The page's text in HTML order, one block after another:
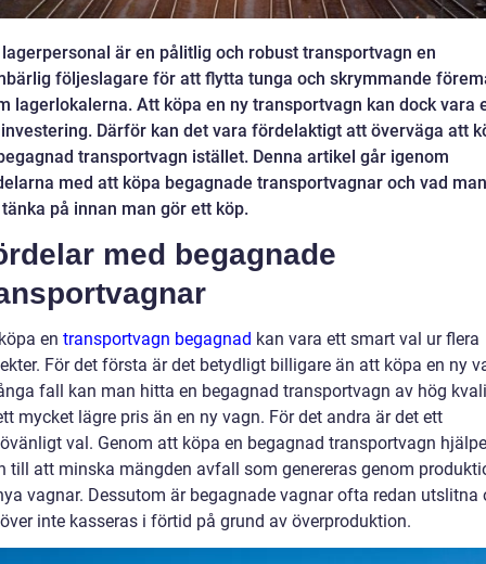
är en pålitlig och robust transportvagn en
följeslagare för att flytta tunga och skrymmande
lagerlokalerna. Att köpa en ny transportvagn kan dock vara
Därför kan det vara fördelaktigt att överväga att
transportvagn istället. Denna artikel går igenom
med att köpa begagnade transportvagnar och vad man
på innan man gör ett köp.
med begagnade
en transportvagn begagnad kan vara ett smart val ur flera
För det första är det betydligt billigare än att köpa en ny
fall kan man hitta en begagnad transportvagn av hög
mycket lägre pris än en ny vagn. För det andra är det ett
val. Genom att köpa en begagnad transportvagn
till att minska mängden avfall som genereras genom
vagnar. Dessutom är begagnade vagnar ofta redan utslitna
inte kasseras i förtid på grund av överproduktion.